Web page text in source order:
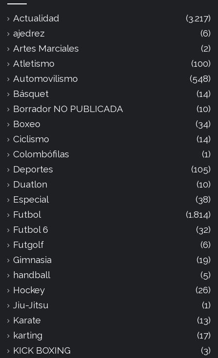
Actualidad
(3.217)
ajedrez
(6)
Artes Marciales
(2)
Atletismo
(100)
Automovilismo
(548)
Básquet
(14)
Borrador NO PUBLICADA
(10)
Boxeo
(34)
Ciclismo
(14)
Colombófilas
(1)
Deportes
(105)
Duatlon
(10)
Especial
(38)
Futbol
(1.814)
Futbol 6
(32)
Futgolf
(6)
Gimnasia
(19)
handball
(5)
Hockey
(26)
Jiu-Jitsu
(1)
Karate
(13)
karting
(17)
KICK BOXING
(3)